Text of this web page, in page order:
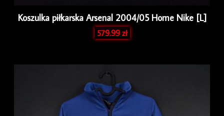
Koszulka piłkarska Arsenal 2004/05 Home Nike [L]
579.99zł